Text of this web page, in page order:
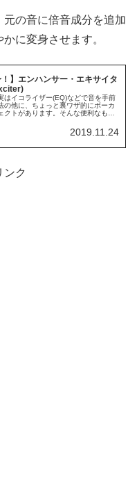
の音に倍音成分を追加
に変身させます。
！】エンハンサー・エキサイタ
はイコライザー(EQ)などで音を手前
の他に、ちょっと裏ワザ的にボーカ
クトがあります。そんな便利なもの
2019.11.24
ンク